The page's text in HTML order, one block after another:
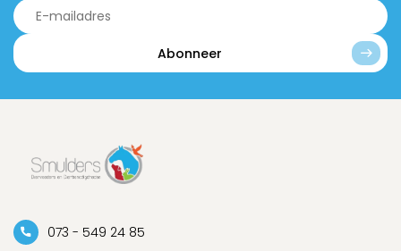
Abonneer
073 - 549 24 85